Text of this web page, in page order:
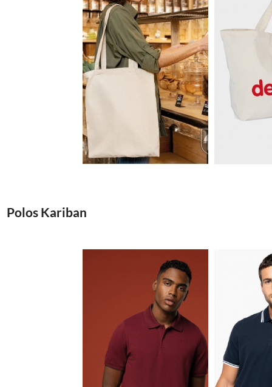
2.29€
Polos Kariban